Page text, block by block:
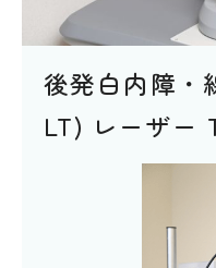
後発白内障・
LT) レーザー